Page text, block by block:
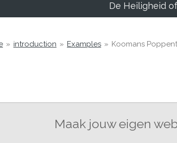
De Heiligheid
» introduction » Examples » Koomans
Maak jouw eigen